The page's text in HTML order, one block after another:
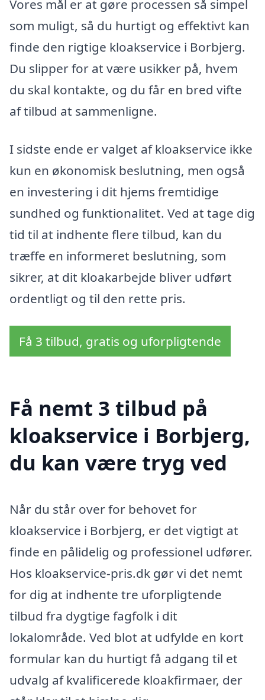
Vores mål er at gøre processen så simpel
som muligt, så du hurtigt og effektivt kan
finde den rigtige kloakservice i Borbjerg.
Du slipper for at være usikker på, hvem
du skal kontakte, og du får en bred vifte
af tilbud at sammenligne.
I sidste ende er valget af kloakservice ikke
kun en økonomisk beslutning, men også
en investering i dit hjems fremtidige
sundhed og funktionalitet. Ved at tage dig
tid til at indhente flere tilbud, kan du
træffe en informeret beslutning, som
sikrer, at dit kloakarbejde bliver udført
ordentligt og til den rette pris.
Få 3 tilbud, gratis og uforpligtende
Få nemt 3 tilbud på
kloakservice i Borbjerg,
du kan være tryg ved
Når du står over for behovet for
kloakservice i Borbjerg, er det vigtigt at
finde en pålidelig og professionel udfører.
Hos kloakservice-pris.dk gør vi det nemt
for dig at indhente tre uforpligtende
tilbud fra dygtige fagfolk i dit
lokalområde. Ved blot at udfylde en kort
formular kan du hurtigt få adgang til et
udvalg af kvalificerede kloakfirmaer, der